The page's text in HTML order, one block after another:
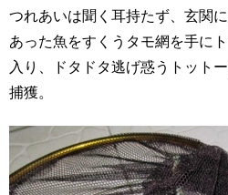
つれあいは聞く耳持たず、玄関
あった魚をすくうタモ網を手に
入り、ドタドタ逃げ惑うトット
捕獲。